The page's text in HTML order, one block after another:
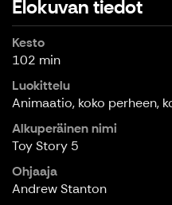
Elokuvan tiedot
Kesto
102 min
Luokittelu
Animaatio, koko perheen,
Alkuperäinen nimi
Toy Story 5
Ohjaaja
Andrew Stanton